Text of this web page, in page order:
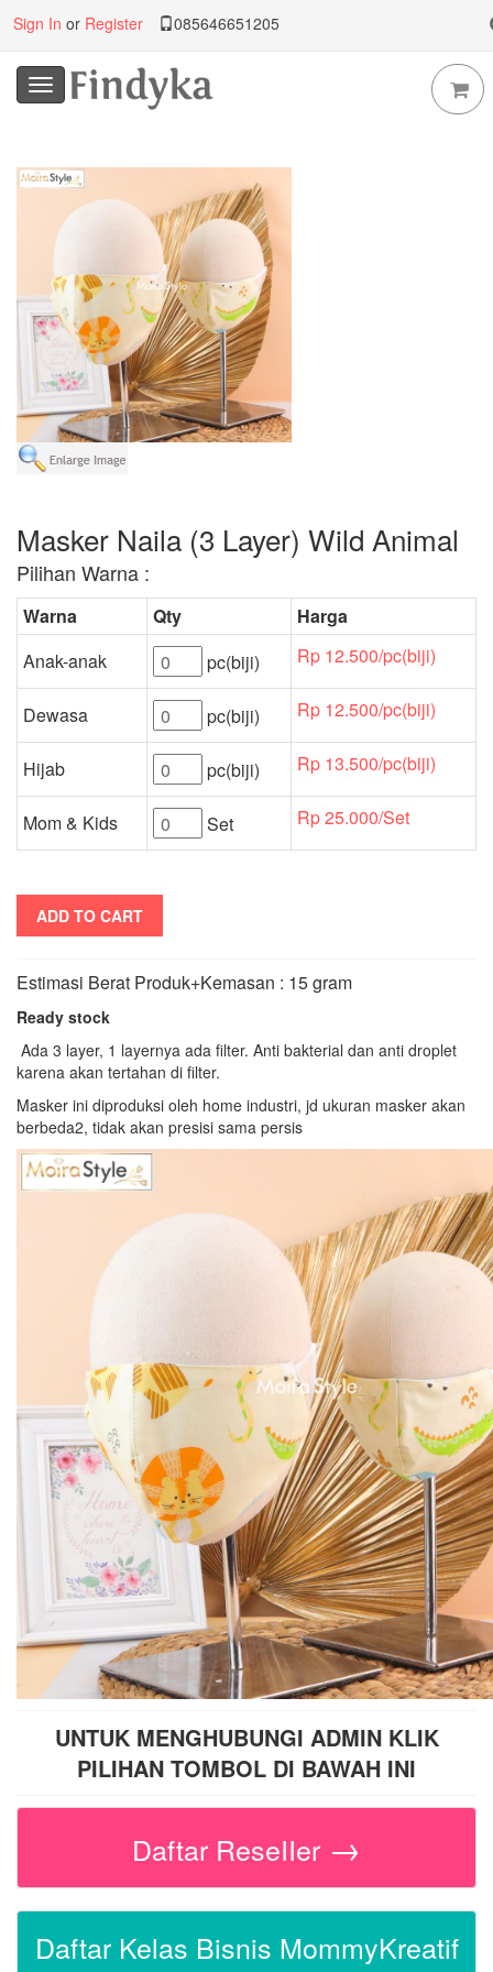
Sign In or Register 085646651205
Masker Naila (3 Layer) Wild Animal
Pilihan Warna :
Warna Qty
Harga
Anak-anak
pc(biji) Rp 12.500/pc(biji)
Dewasa pc(biji) Rp 12.500/pc(biji)
Hijab pc(biji) Rp 13.500/pc(biji)
Mom & Kids Set Rp 25.000/Set
ADD TO CART
Estimasi Berat Produk+Kemasan : 15 gram
Ready stock
Ada 3 layer, 1 layernya ada filter. Anti bakterial dan anti droplet
karena akan tertahan di filter.
Masker ini diproduksi oleh home industri, jd ukuran masker akan
berbeda2, tidak akan presisi sama persis
UNTUK MENGHUBUNGI ADMIN KLIK
PILIHAN TOMBOL DI BAWAH INI
Daftar ReseIIer →
Daftar Kelas Bisnis MommyKreatif